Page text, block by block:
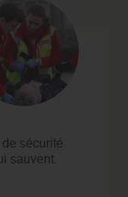
sécurité
sauvent.